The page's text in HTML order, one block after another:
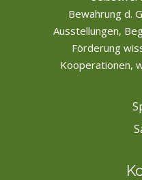
Bewahrung d.
Ausstellungen,
Förderung
Kooperationen,